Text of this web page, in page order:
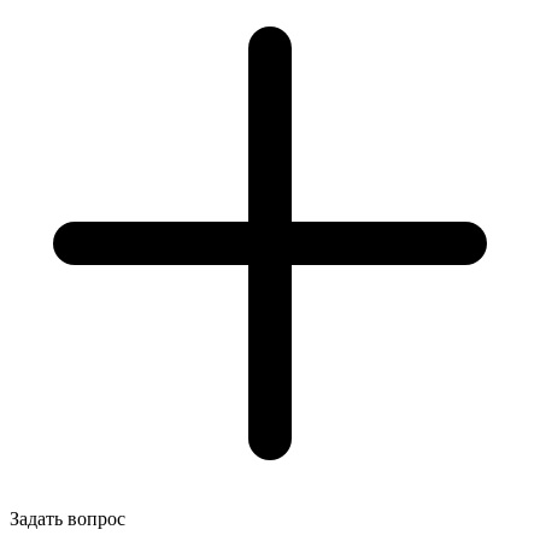
Задать вопрос